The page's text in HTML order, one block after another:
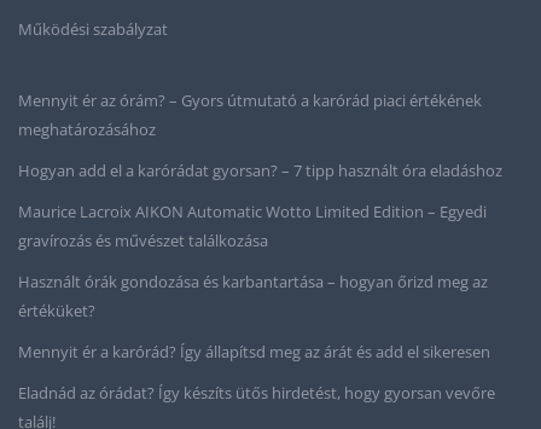
Működési szabályzat
Mennyit ér az órám? – Gyors útmutató a karórád piaci értékének
meghatározásához
Hogyan add el a karórádat gyorsan? – 7 tipp használt óra eladáshoz
Maurice Lacroix AIKON Automatic Wotto Limited Edition – Egyedi
gravírozás és művészet találkozása
Használt órák gondozása és karbantartása – hogyan őrizd meg az
értéküket?
Mennyit ér a karórád? Így állapítsd meg az árát és add el sikeresen
Eladnád az órádat? Így készíts ütős hirdetést, hogy gyorsan vevőre
találj!